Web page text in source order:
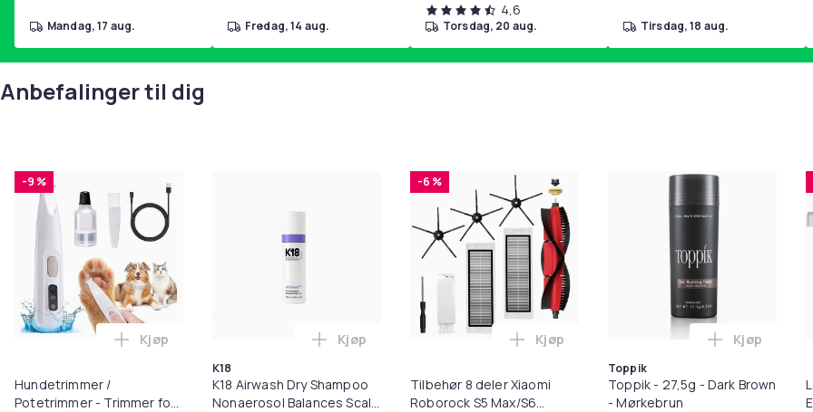
mandag, 17 aug. fredag, 14 aug.
4,6
torsdag, 20 aug. tirsdag, 18 aug.
Anbefalinger til dig
-9 %
Hundetrimmer /
Potetrimmer - Trimmer for
Legg Hundetrimmer / Potetrimmer - Trimmer for Poter i handlekurven
Kjøp
K18
K18 Airwash Dry Shampoo
Nonaerosol Balances Scalp
Legg K18 Airwash Dry Shampoo Nonaerosol Balances Scalp & Controls
Kjøp
-6 %
Tilbehør 8 deler Xiaomi
Roborock S5 Max/S6
Legg Tilbehør 8 deler Xiaomi Roborock
Kjøp
Toppik
Toppik - 27,5g - Dark Brown
- Mørkebrun
Legg
Kjøp